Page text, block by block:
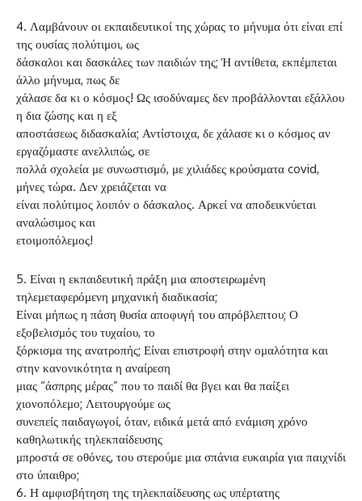
4. Λαμβάνουν οι εκπαιδευτικοί της χώρας το μήνυμα ότι είναι επί
της ουσίας πολύτιμοι, ως
δάσκαλοι και δασκάλες των παιδιών της; Ή αντίθετα, εκπέμπεται
άλλο μήνυμα, πως δε
χάλασε δα κι ο κόσμος! Ως ισοδύναμες δεν προβάλλονται εξάλλου
η δια ζώσης και η εξ
αποστάσεως διδασκαλία; Αντίστοιχα, δε χάλασε κι ο κόσμος αν
εργαζόμαστε ανελλιπώς, σε
πολλά σχολεία με συνωστισμό, με χιλιάδες κρούσματα covid,
μήνες τώρα. Δεν χρειάζεται να
είναι πολύτιμος λοιπόν ο δάσκαλος. Αρκεί να αποδεικνύεται
αναλώσιμος και
ετοιμοπόλεμος!
5. Είναι η εκπαιδευτική πράξη μια αποστειρωμένη
τηλεμεταφερόμενη μηχανική διαδικασία;
Είναι μήπως η πάση θυσία αποφυγή του απρόβλεπτου; Ο
εξοβελισμός του τυχαίου, το
ξόρκισμα της ανατροπής; Είναι επιστροφή στην ομαλότητα και
στην κανονικότητα η αναίρεση
μιας “άσπρης μέρας” που το παιδί θα βγει και θα παίξει
χιονοπόλεμο; Λειτουργούμε ως
συνεπείς παιδαγωγοί, όταν, ειδικά μετά από ενάμιση χρόνο
καθηλωτικής τηλεκπαίδευσης
μπροστά σε οθόνες, του στερούμε μια σπάνια ευκαιρία για παιχνίδι
στο ύπαιθρο;
6. Η αμφισβήτηση της τηλεκπαίδευσης ως υπέρτατης